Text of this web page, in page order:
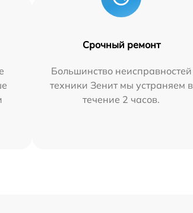
Срочный ремонт
Большинство неисправностей
техники Зенит мы устраняем в
течение 2 часов.